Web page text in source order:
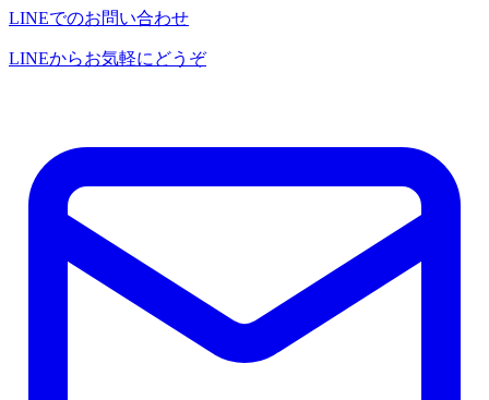
LINEでのお問い合わせ
LINEからお気軽にどうぞ